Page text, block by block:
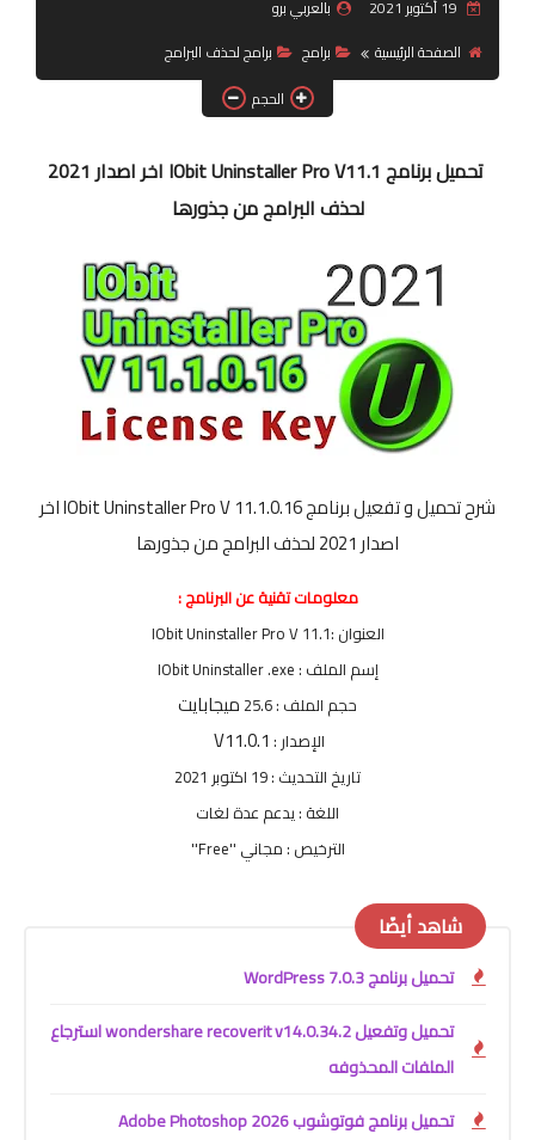
أندرويد
بالعربي برو
الصفحة الرئيسية
برامج
برامج لحذف البرامج
الحجم
تحميل برنامج IObit Uninstaller Pro V11.1 اخر اصدار 2021
لحذف البرامج من جذورها
شرح تحميل و تفعيل برنامج IObit Uninstaller Pro V 11.1.0.16 اخر
اصدار 2021 لحذف البرامج من جذورها
معلومات تقنية عن البرنامج :
العنوان :IObit Uninstaller Pro V 11.1
إسم الملف : IObit Uninstaller .exe
حجم الملف : 25.6
ميجابايت
الإصدار : V11.0.1
تاريخ التحديث : 19 اكتوبر 2021
اللغة : يدعم عدة لغات
الترخيص : مجاني ''Free''
شاهد أيضًا
تحميل برنامج WordPress 7.0.3
تحميل وتفعيل wondershare recoverit v14.0.34.2 استرجاع
الملفات المحذوفه
تحميل برنامج فوتوشوب Adobe Photoshop 2026